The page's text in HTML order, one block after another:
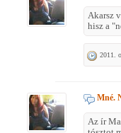
Akarsz
hisz a
2011.
Mné.
Az ír